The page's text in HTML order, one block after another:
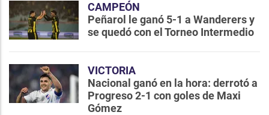
CAMPEÓN
Peñarol le ganó 5-1 a Wanderers y
se quedó con el Torneo Intermedio
VICTORIA
Nacional ganó en la hora: derrotó a
Progreso 2-1 con goles de Maxi
Gómez